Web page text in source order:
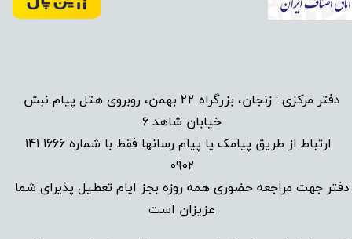
دفتر مرکزی : زنجان، بزرگراه 22 بهمن، روبروی هتل پیام نبش
خیابان شاهد 6
ارتباط از طریق پیامک یا پیام رسانها فقط با شماره
1666 141
0902
دفتر جهت مراجعه حضوری همه روزه بجز ایام تعطیل پذیرای شما
عزیزان است​​​​​​​